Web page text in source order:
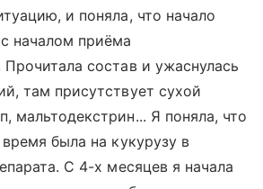
и поняла, что начало
началом приёма
состав и ужаснулась
там присутствует сухой
мальтодекстрин... Я поняла, что
была на кукурузу в
С 4-х месяцев я начала